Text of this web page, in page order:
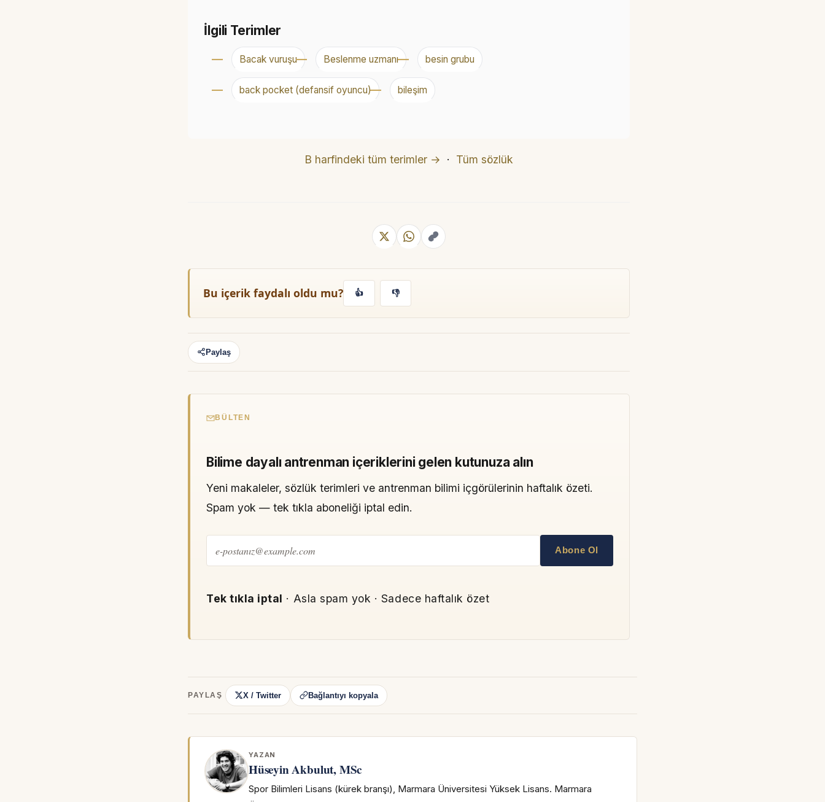
İlgili Terimler
Bacak vuruşu Beslenme uzmanı besin grubu
back pocket (defansif oyuncu) bileşim
B harfindeki tüm terimler → · Tüm sözlük
Bu içerik faydalı oldu mu? 👍 👎
Paylaş
BÜLTEN
Bilime dayalı antrenman içeriklerini gelen kutunuza alın
Yeni makaleler, sözlük terimleri ve antrenman bilimi içgörülerinin haftalık özeti.
Spam yok — tek tıkla aboneliği iptal edin.
Abone Ol
Tek tıkla iptal · Asla spam yok · Sadece haftalık özet
PAYLAŞ X / Twitter Bağlantıyı kopyala
YAZAN
Hüseyin Akbulut, MSc
Spor Bilimleri Lisans (kürek branşı), Marmara Üniversitesi Yüksek Lisans. Marmara